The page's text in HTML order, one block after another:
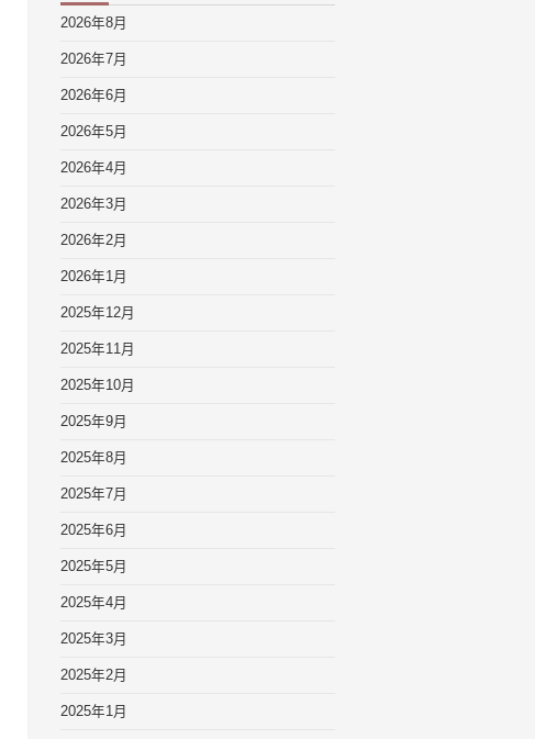
2026年8月
2026年7月
2026年6月
2026年5月
2026年4月
2026年3月
2026年2月
2026年1月
2025年12月
2025年11月
2025年10月
2025年9月
2025年8月
2025年7月
2025年6月
2025年5月
2025年4月
2025年3月
2025年2月
2025年1月